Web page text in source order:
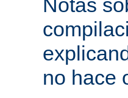
Notas
no hace